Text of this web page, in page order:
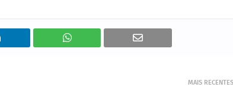
MAIS RECENTES